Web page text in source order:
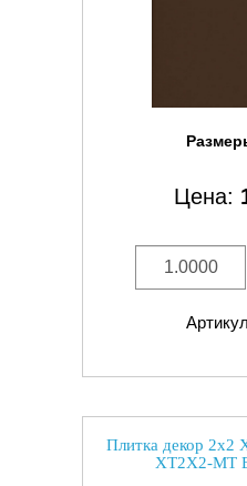
Цена:
Плитка декор 2x2
XT2X2-MT